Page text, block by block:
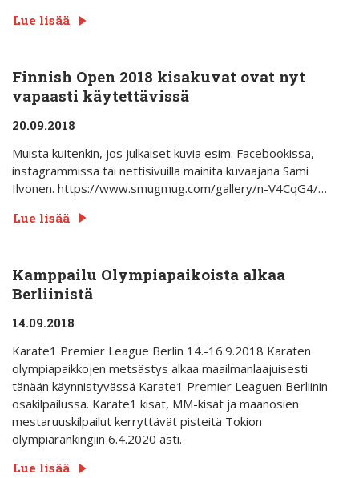
Lue lisää
Finnish Open 2018 kisakuvat ovat nyt
vapaasti käytettävissä
20.09.2018
Muista kuitenkin, jos julkaiset kuvia esim. Facebookissa,
instagrammissa tai nettisivuilla mainita kuvaajana Sami
Ilvonen. https://www.smugmug.com/gallery/n-V4CqG4/…
Lue lisää
Kamppailu Olympiapaikoista alkaa
Berliinistä
14.09.2018
Karate1 Premier League Berlin 14.-16.9.2018 Karaten
olympiapaikkojen metsästys alkaa maailmanlaajuisesti
tänään käynnistyvässä Karate1 Premier Leaguen Berliinin
osakilpailussa. Karate1 kisat, MM-kisat ja maanosien
mestaruuskilpailut kerryttävät pisteitä Tokion
olympiarankingiin 6.4.2020 asti.
Lue lisää